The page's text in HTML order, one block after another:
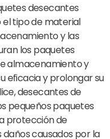
desecantes
tipo de material
y las
los paquetes
almacenamiento y
eficacia y prolongar su
desecantes de
pequeños paquetes
protección de
causados por la